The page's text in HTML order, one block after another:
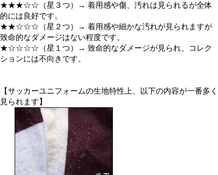
★★★☆☆（星３つ）→ 着用感や傷、汚れは見られるが全体
的には良好です。
★★☆☆☆（星２つ）→ 着用感や細かな汚れが見られますが
致命的なダメージはない程度です。
★☆☆☆☆（星１つ）→ 致命的なダメージが見られ、コレク
ションには不向きです。
【サッカーユニフォームの生地特性上、以下の内容が一番多く
見られます】